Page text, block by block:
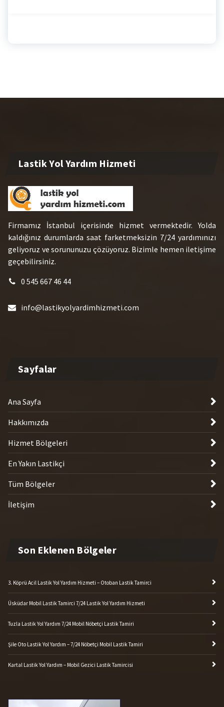
Lastik Yol Yardım Hizmeti
Firmamız İstanbul içerisinde hizmet vermektedir. Yolda
kaldığınız durumlarda saat farketmeksizin 7/24 yardımınızı
geliyoruz ve sorununuzu çözüyoruz. Bizimle hemen iletişime
geçebilirsiniz.
0 545 667 46 44
info@lastikyolyardimhizmeti.com
Sayfalar
Ana Sayfa
Hakkımızda
Hizmet Bölgeleri
En Yakın Lastikçi
Tüm Bölgeler
İletişim
Son Eklenen Bölgeler
3. Köprü Acil Lastik Yol Yardım Hizmeti – Otoban Lastik Tamirci
Üsküdar Mobil Lastik Tamirci 7/24 Lastik Yol Yardım Hizmeti
Tuzla Lastik Yol Yardım 7/24 Mobil Nöbetçi Lastik Tamiri
Şile Oto Lastik Yol Yardım – 7/24 Nöbetçi Mobil Lastik Tamiri
Kartal Lastik Yol Yardım – Mobil Gezici Lastik Tamircisi